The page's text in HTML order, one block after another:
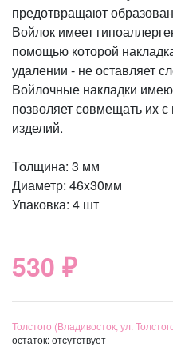
предотвращают
Войлок имеет
помощью которой
удалении - не оставляет
Войлочные накладки
позволяет совмещать их
изделий.
Толщина: 3 мм
Диаметр: 46x30мм
Упаковка: 4 шт
530 ₽
Толстого (Владивосток, ул.
остаток:отсутствует